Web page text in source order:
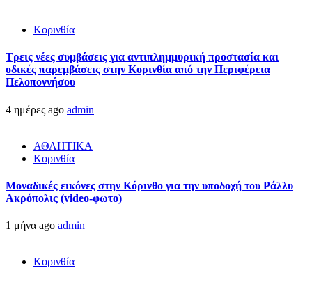
Κορινθία
Τρεις νέες συμβάσεις για αντιπλημμυρική προστασία και
οδικές παρεμβάσεις στην Κορινθία από την Περιφέρεια
Πελοποννήσου
4 ημέρες ago admin
ΑΘΛΗΤΙΚΑ
Κορινθία
Μοναδικές εικόνες στην Κόρινθο για την υποδοχή του Ράλλυ
Ακρόπολις (video-φωτο)
1 μήνα ago admin
Κορινθία